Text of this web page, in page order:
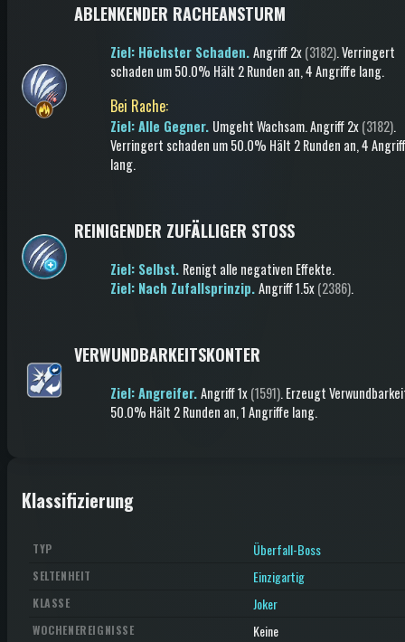
ABLENKENDER RACHEANSTURM
Ziel: Höchster Schaden.Angriff2x(3182).Verringert
schaden um 50.0% Hält 2 Runden an, 4 Angriffe lang.
Bei Rache:
Ziel: Alle Gegner. Umgeht Wachsam.Angriff2x(3182).
Verringert schaden um 50.0% Hält 2 Runden an, 4
lang.
REINIGENDER ZUFÄLLIGER STOSS
Ziel: Selbst. Renigt alle negativen Effekte.
Ziel: Nach Zufallsprinzip.Angriff1.5x(2386).
VERWUNDBARKEITSKONTER
Ziel: Angreifer.Angriff1x(1591).Erzeugt
50.0% Hält 2 Runden an, 1 Angriffe lang.
Klassifizierung
TYP Überfall-Boss
SELTENHEIT Einzigartig
KLASSE Joker
WOCHENEREIGNISSE Keine